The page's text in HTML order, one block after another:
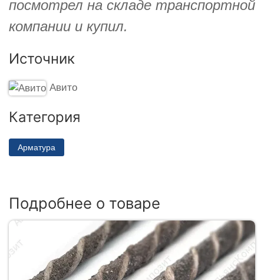
посмотрел на складе транспортной
компании и купил.
Источник
Авито
Категория
Арматура
Подробнее о товаре